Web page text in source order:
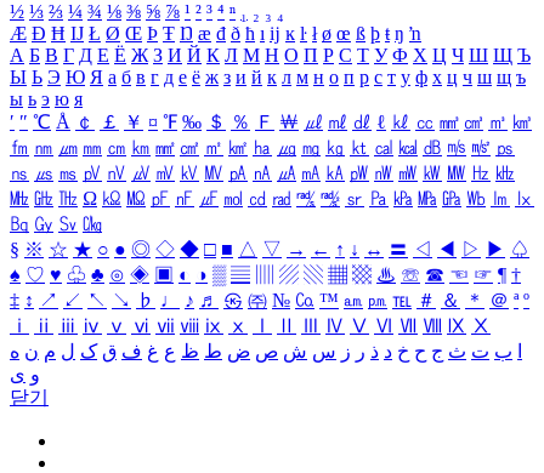
½ ⅓ ⅔ ¼ ¾ ⅛ ⅜ ⅝ ⅞ ¹ ² ³ ⁴ ⁿ ₁ ₂ ₃ ₄
Æ Ð Ħ Ĳ Ł Ø Œ Þ Ŧ Ŋ æ đ ð ħ ı ĳ ĸ ŀ ł ø œ ß þ ŧ ŋ ŉ
А Б В Г Д Е Ё Ж З И Й К Л М Н О П Р С Т У Ф Х Ц Ч Ш Щ Ъ
Ы Ь Э Ю Я а б в г д е ё ж з и й к л м н о п р с т у ф х ц ч ш щ ъ
ы ь э ю я
′ ″ ℃ Å ￠ ￡ ￥ ¤ ℉ ‰ ＄ ％ Ｆ ￦ ㎕ ㎖ ㎗ ℓ ㎘ ㏄ ㎣ ㎤ ㎥ ㎦
㎙ ㎚ ㎛ ㎜ ㎝ ㎞ ㎟ ㎠ ㎡ ㎢ ㏊ ㎍ ㎎ ㎏ ㏏ ㎈ ㎉ ㏈ ㎧ ㎨ ㎰
㎱ ㎲ ㎳ ㎴ ㎵ ㎶ ㎷ ㎸ ㎹ ㎀ ㎁ ㎂ ㎃ ㎄ ㎺ ㎻ ㎽ ㎾ ㎿ ㎐ ㎑
㎒ ㎓ ㎔ Ω ㏀ ㏁ ㎊ ㎋ ㎌ ㏖ ㏅ ㎭ ㎮ ㎯ ㏛ ㎩ ㎪ ㎫ ㎬ ㏝ ㏐
㏓
㏃ ㏉ ㏜ ㏆
§ ※ ☆ ★ ○ ● ◎ ◇ ◆ □ ■ △ ▽ → ← ↑ ↓ ↔ 〓 ◁ ◀ ▷ ▶ ♤
♠ ♡ ♥ ♧ ♣ ⊙ ◈ ▣ ◐ ◑ ▒ ▤ ▨ ▧ ▦ ▩ ♨ ☏ ☎ ☜ ☞ ¶ †
‡ ↕ ↗ ↙ ↖ ↘ ♭ ♩ ♪ ♬ ㉿ ㈜ № ㏇ ™ ㏂ ㏘ ℡ ＃ ＆ ＊ ＠ ª º
ⅰ
ⅱ ⅲ ⅳ ⅴ ⅵ ⅶ ⅷ ⅸ ⅹ Ⅳ Ⅴ Ⅵ Ⅶ Ⅷ Ⅸ Ⅹ
ب ت ث ج ح خ د ذ ر ز س ش ص ض ط ظ ع غ ف ق ک ل م ن ه
و ی
닫기